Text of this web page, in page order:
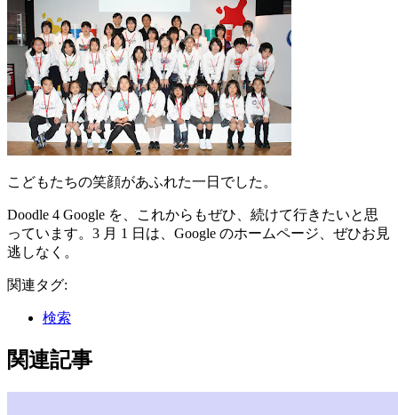
こどもたちの笑顔があふれた一日でした。
Doodle 4 Google を、これからもぜひ、続けて行きたいと思
っています。3 月 1 日は、Google のホームページ、ぜひお見
逃しなく。
関連タグ:
検索
関連記事